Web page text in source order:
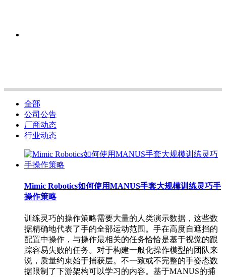
全部
公司公告
厂商动态
行业动态
Mimic Robotics如何使用MANUS手套大规模训练灵巧手
操作策略
训练灵巧的操作策略需要大量的人类演示数据，这些数
据精确地代表了手的全部运动范围。手在高度自遮挡的
配置中操作，与操作最相关的任务恰恰是基于视觉的跟
踪容易失败的任务。对于构建一般化操作模型的团队来
说，质量约束始于捕获层。不一致或不完整的手姿态数
据限制了下游架构可以学习的内容。基于MANUS的捕